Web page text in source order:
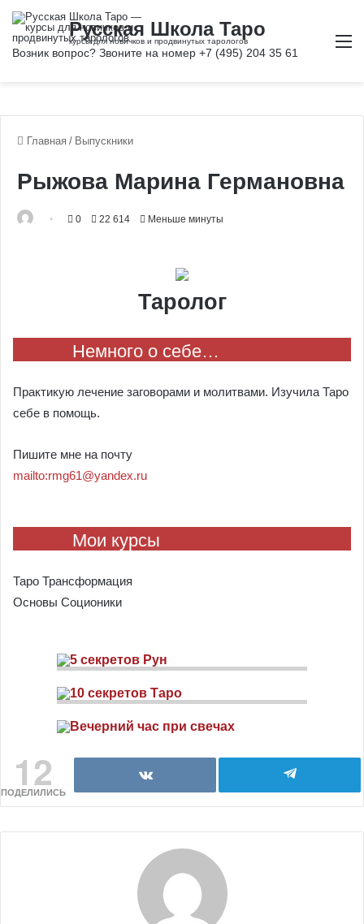
Главная / Выпускники
Рыжова Марина Германовна
0 22 614 Меньше минуты
Таролог
Немного о себе…
Практикую лечение заговорами и молитвами. Изучила Таро
себе в помощь.
Пишите мне на почту
mailto:rmg61@yandex.ru
Мои курсы
Таро Трансформация
Основы Соционики
12
ПОДЕЛИЛИСЬ